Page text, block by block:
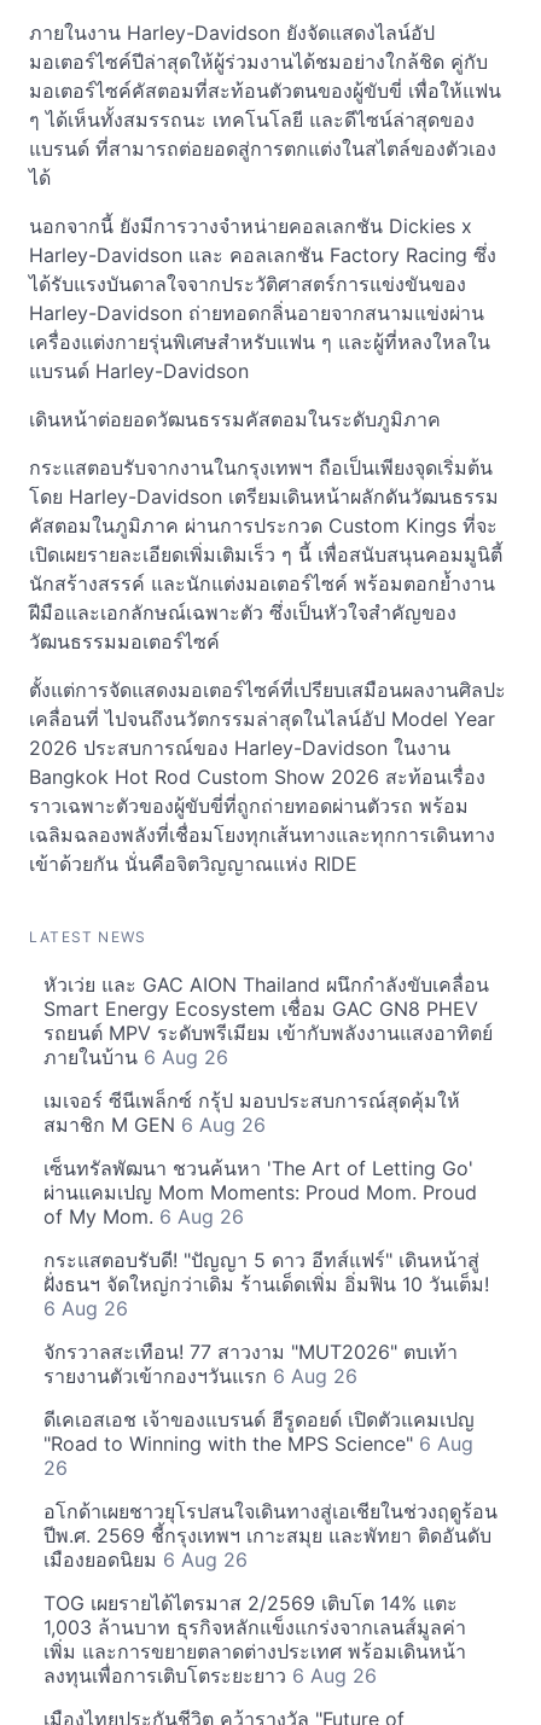
ภายในงาน Harley-Davidson ยังจัดแสดงไลน์อัป
มอเตอร์ไซค์ปีล่าสุดให้ผู้ร่วมงานได้ชมอย่างใกล้ชิด คู่กับ
มอเตอร์ไซค์คัสตอมที่สะท้อนตัวตนของผู้ขับขี่ เพื่อให้แฟน
ๆ ได้เห็นทั้งสมรรถนะ เทคโนโลยี และดีไซน์ล่าสุดของ
แบรนด์ ที่สามารถต่อยอดสู่การตกแต่งในสไตล์ของตัวเอง
ได้
นอกจากนี้ ยังมีการวางจำหน่ายคอลเลกชัน Dickies x
Harley-Davidson และ คอลเลกชัน Factory Racing ซึ่ง
ได้รับแรงบันดาลใจจากประวัติศาสตร์การแข่งขันของ
Harley-Davidson ถ่ายทอดกลิ่นอายจากสนามแข่งผ่าน
เครื่องแต่งกายรุ่นพิเศษสำหรับแฟน ๆ และผู้ที่หลงใหลใน
แบรนด์ Harley-Davidson
เดินหน้าต่อยอดวัฒนธรรมคัสตอมในระดับภูมิภาค
กระแสตอบรับจากงานในกรุงเทพฯ ถือเป็นเพียงจุดเริ่มต้น
โดย Harley-Davidson เตรียมเดินหน้าผลักดันวัฒนธรรม
คัสตอมในภูมิภาค ผ่านการประกวด Custom Kings ที่จะ
เปิดเผยรายละเอียดเพิ่มเติมเร็ว ๆ นี้ เพื่อสนับสนุนคอมมูนิตี้
นักสร้างสรรค์ และนักแต่งมอเตอร์ไซค์ พร้อมตอกย้ำงาน
ฝีมือและเอกลักษณ์เฉพาะตัว ซึ่งเป็นหัวใจสำคัญของ
วัฒนธรรมมอเตอร์ไซค์
ตั้งแต่การจัดแสดงมอเตอร์ไซค์ที่เปรียบเสมือนผลงานศิลปะ
เคลื่อนที่ ไปจนถึงนวัตกรรมล่าสุดในไลน์อัป Model Year
2026 ประสบการณ์ของ Harley-Davidson ในงาน
Bangkok Hot Rod Custom Show 2026 สะท้อนเรื่อง
ราวเฉพาะตัวของผู้ขับขี่ที่ถูกถ่ายทอดผ่านตัวรถ พร้อม
เฉลิมฉลองพลังที่เชื่อมโยงทุกเส้นทางและทุกการเดินทาง
เข้าด้วยกัน นั่นคือจิตวิญญาณแห่ง RIDE
LATEST NEWS
หัวเว่ย และ GAC AION Thailand ผนึกกำลังขับเคลื่อน
Smart Energy Ecosystem เชื่อม GAC GN8 PHEV
รถยนต์ MPV ระดับพรีเมียม เข้ากับพลังงานแสงอาทิตย์
ภายในบ้าน 6 Aug 26
เมเจอร์ ซีนีเพล็กซ์ กรุ้ป มอบประสบการณ์สุดคุ้มให้
สมาชิก M GEN 6 Aug 26
เซ็นทรัลพัฒนา ชวนค้นหา 'The Art of Letting Go'
ผ่านแคมเปญ Mom Moments: Proud Mom. Proud
of My Mom. 6 Aug 26
กระแสตอบรับดี! "ปัญญา 5 ดาว อีทส์แฟร์" เดินหน้าสู่
ฝั่งธนฯ จัดใหญ่กว่าเดิม ร้านเด็ดเพิ่ม อิ่มฟิน 10 วันเต็ม!
6 Aug 26
จักรวาลสะเทือน! 77 สาวงาม "MUT2026" ตบเท้า
รายงานตัวเข้ากองฯวันแรก 6 Aug 26
ดีเคเอสเอช เจ้าของแบรนด์ ฮีรูดอยด์ เปิดตัวแคมเปญ
"Road to Winning with the MPS Science" 6 Aug
26
อโกด้าเผยชาวยุโรปสนใจเดินทางสู่เอเชียในช่วงฤดูร้อน
ปีพ.ศ. 2569 ชี้กรุงเทพฯ เกาะสมุย และพัทยา ติดอันดับ
เมืองยอดนิยม 6 Aug 26
TOG เผยรายได้ไตรมาส 2/2569 เติบโต 14% แตะ
1,003 ล้านบาท ธุรกิจหลักแข็งแกร่งจากเลนส์มูลค่า
เพิ่ม และการขยายตลาดต่างประเทศ พร้อมเดินหน้า
ลงทุนเพื่อการเติบโตระยะยาว 6 Aug 26
เมืองไทยประกันชีวิต คว้ารางวัล "Future of